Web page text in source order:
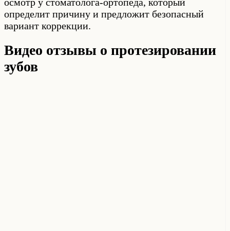
осмотр у стоматолога-ортопеда, который
определит причину и предложит безопасный
вариант коррекции.
Видео отзывы о протезировании
зубов